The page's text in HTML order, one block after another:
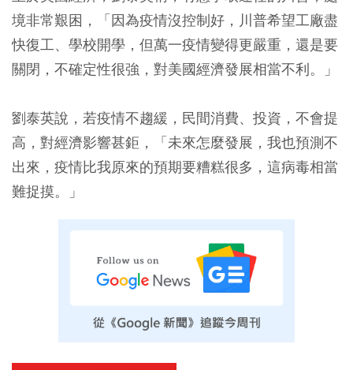
境非常艱困，「因為疫情沒控制好，川普希望工廠盡
快復工、學校開學，但萬一疫情變得更嚴重，還是要
關閉，不確定性很強，對美國經濟發展相當不利。」
劉泰英說，若疫情不趨緩，民間消費、投資，不會提
高，對經濟影響甚鉅，「未來怎麼發展，我也預測不
出來，疫情比我原來的預期要糟糕很多，這病毒相當
難捉摸。」